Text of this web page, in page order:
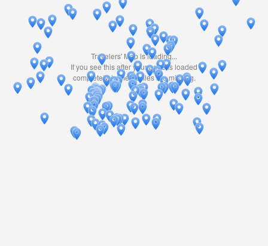
Travelers' Map is loading...
If you see this after your page is loaded
completely, leafletJS files are missing.